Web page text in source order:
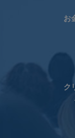
お
ク